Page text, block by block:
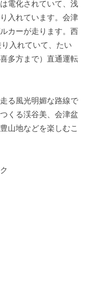
電化されていて、浅
入れています。会津
カーが走ります。西
入れていて、たい
多方まで）直通運転
る風光明媚な路線で
くる渓谷美、会津盆
山地などを楽しむこ